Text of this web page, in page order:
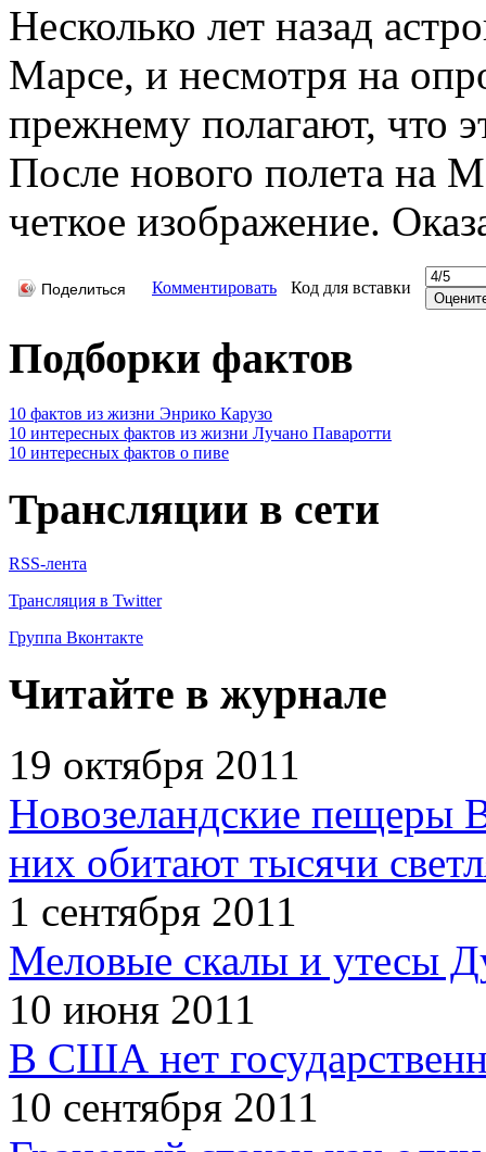
Несколько лет назад
Марсе, и несмотря на
прежнему полагают, что
После нового полета на
четкое изображение.
Поделиться Комментировать Код для вставки
Подборки фактов
10 фактов из жизни Энрико Карузо
10 интересных фактов из жизни Лучано Паваротти
10 интересных фактов о пиве
Трансляции в сети
RSS-лента
Трансляция в Twitter
Группа Вконтакте
Читайте в журнале
19 октября 2011
Новозеландские пещеры
них обитают тысячи
1 сентября 2011
Меловые скалы и утесы
10 июня 2011
В США нет
10 сентября 2011